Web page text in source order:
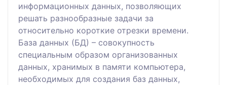
информационных данных, позволяющих
решать разнообразные задачи за
относительно короткие отрезки времени.
База данных (БД) – совокупность
специальным образом организованных
данных, хранимых в памяти компьютера,
необходимых для создания баз данных,